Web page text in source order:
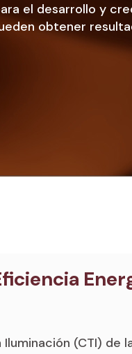
el desarrollo y
obtener
(CTI) de